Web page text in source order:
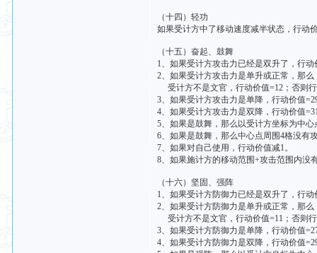
（十四）轻功
如果受计方中了移动速度减半状态，行动
（十五）奋起、鼓舞
1、如果受计方攻击力已经是双升了，行动
2、如果受计方攻击力是单升或正常，那么
受计方不是文官，行动价值=12；否则
3、如果受计方攻击力是单降，行动价值
4、如果受计方攻击力是双降，行动价值
5、如果是鼓舞，那么以受计方坐标为中
6、如果是鼓舞，那么中心点周围4格没有
7、如果对自己使用，行动价值减1。
8、如果施计方的移动范围+攻击范围内没
（十六）坚固、强阵
1、如果受计方防御力已经是双升了，行动
2、如果受计方防御力是单升或正常，那么
受计方不是文官，行动价值=11；否则
3、如果受计方防御力是单降，行动价值
4、如果受计方防御力是双降，行动价值